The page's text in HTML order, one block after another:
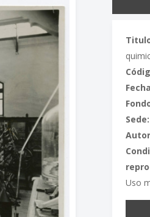
Sede:
Uso